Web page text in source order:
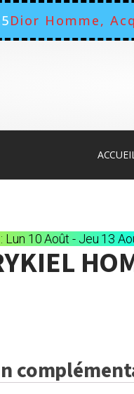
Dior Homme,
Lun 10 Août - Jeu 13